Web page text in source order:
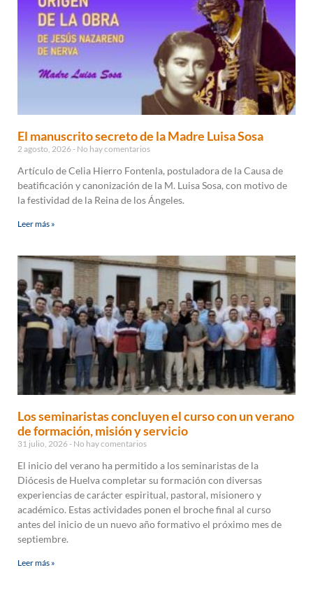
El manuscrito secreto de la Madre Luisa Sosa
2 agosto, 2026 No hay comentarios
Artículo de Celia Hierro Fontenla, postuladora de la Causa de
beatificación y canonización de la M. Luisa Sosa, con motivo de
la festividad de la Reina de los Ángeles.
Leer más »
Los seminaristas concluyen el curso con un verano
de formación, misión y servicio
31 julio, 2026 No hay comentarios
El inicio del verano ha permitido a los seminaristas de la
Diócesis de Huelva completar su formación con diversas
experiencias de carácter espiritual, pastoral, misionero y
académico. Estas actividades ponen el broche final al curso
antes del inicio de un nuevo año formativo el próximo mes de
septiembre.
Leer más »